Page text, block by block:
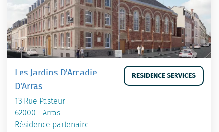
Les Jardins D'Arcadie
D'Arras
13 Rue Pasteur
62000 - Arras
Résidence partenaire
RESIDENCE SERVICES